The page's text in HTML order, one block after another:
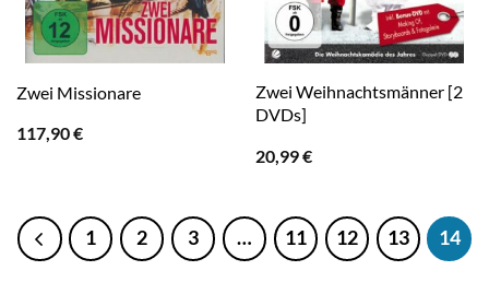
Zwei Missionare
117,90€
Zwei Weihnachtsmänner [2
DVDs]
20,99€
1 2 3 … 11 12 13 14